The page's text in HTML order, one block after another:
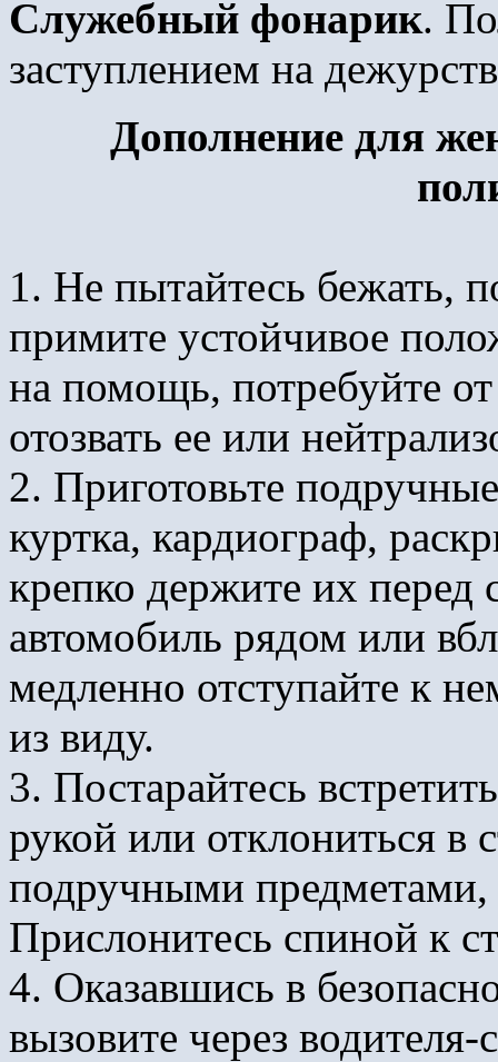
Служебный фонарик.
заступлением на
Дополнение для
1. Не пытайтесь бежать,
примите устойчивое
на помощь, потребуйте
отозвать ее или
2. Приготовьте
куртка, кардиограф,
крепко держите их
автомобиль рядом или
медленно отступайте к
из виду.
3. Постарайтесь
рукой или отклониться в
подручными
Прислонитесь спиной к
4. Оказавшись в
вызовите через